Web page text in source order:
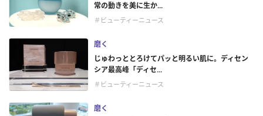
常の動きを美に生か...
＃ビューティーニュース
磨く
じゅわっととろけてパッと明るい肌に。ディセン
シア最高峰「ディセ...
＃ビューティーニュース
磨く